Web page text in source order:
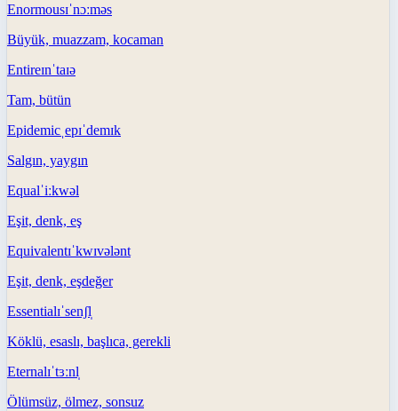
Enormousɪˈnɔːməs
Büyük, muazzam, kocaman
Entireɪnˈtaɪə
Tam, bütün
Epidemic ˌepɪˈdemɪk
Salgın, yaygın
Equalˈiːkwəl
Eşit, denk, eş
Equivalentɪˈkwɪvələnt
Eşit, denk, eşdeğer
Essentialɪˈsenʃl̩
Köklü, esaslı, başlıca, gerekli
Eternalɪˈtɜːnl̩
Ölümsüz, ölmez, sonsuz